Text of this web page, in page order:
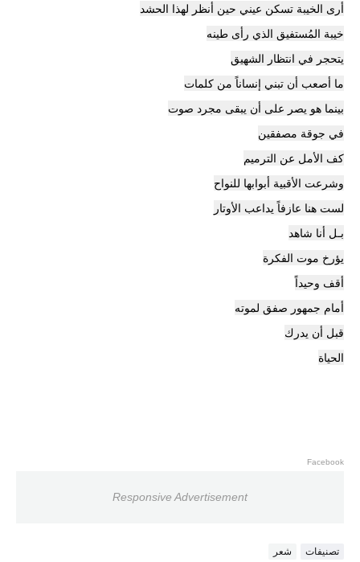
​أرى الخيبة تسكن عيني حين أنظر لهذا الحشد
خيبة المُستفيق الذي رأى طينه
يتحجر في انتظار الشهيق
​ما أصعب أن تبني إنساناً من كلمات
بينما هو يصر على أن يبقى مجرد صوت
في جوقة مصفقين
​كف الأمل عن الترميم
وشرعت الأقبية أبوابها للنواح
لست هنا عازفاً يداعب الأوتار
بـل أنا شاهد
يؤرخ موت الفكرة
​أقف وحيداً
أمام جمهور صفق لموته
قبل أن يدرك
الحياة
Facebook
Responsive Advertisement
تصنيفات شعر